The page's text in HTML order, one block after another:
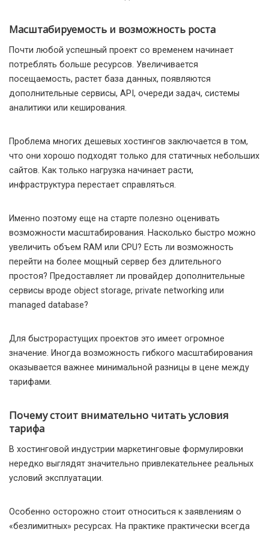
Масштабируемость и возможность роста
Почти любой успешный проект со временем начинает
потреблять больше ресурсов. Увеличивается
посещаемость, растет база данных, появляются
дополнительные сервисы, API, очереди задач, системы
аналитики или кеширования.
Проблема многих дешевых хостингов заключается в том,
что они хорошо подходят только для статичных небольших
сайтов. Как только нагрузка начинает расти,
инфраструктура перестает справляться.
Именно поэтому еще на старте полезно оценивать
возможности масштабирования. Насколько быстро можно
увеличить объем RAM или CPU? Есть ли возможность
перейти на более мощный сервер без длительного
простоя? Предоставляет ли провайдер дополнительные
сервисы вроде object storage, private networking или
managed database?
Для быстрорастущих проектов это имеет огромное
значение. Иногда возможность гибкого масштабирования
оказывается важнее минимальной разницы в цене между
тарифами.
Почему стоит внимательно читать условия
тарифа
В хостинговой индустрии маркетинговые формулировки
нередко выглядят значительно привлекательнее реальных
условий эксплуатации.
Особенно осторожно стоит относиться к заявлениям о
«безлимитных» ресурсах. На практике практически всегда